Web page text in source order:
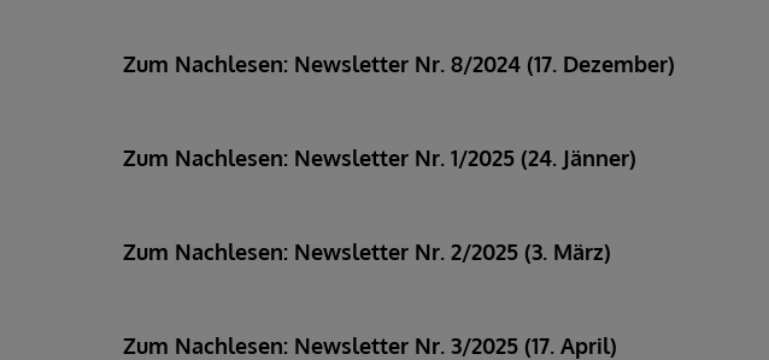
Zum Nachlesen: Newsletter Nr. 8/2024 (17. Dezember)
Zum Nachlesen: Newsletter Nr. 1/2025 (24. Jänner)
Zum Nachlesen: Newsletter Nr. 2/2025 (3. März)
Zum Nachlesen: Newsletter Nr. 3/2025 (17. April)